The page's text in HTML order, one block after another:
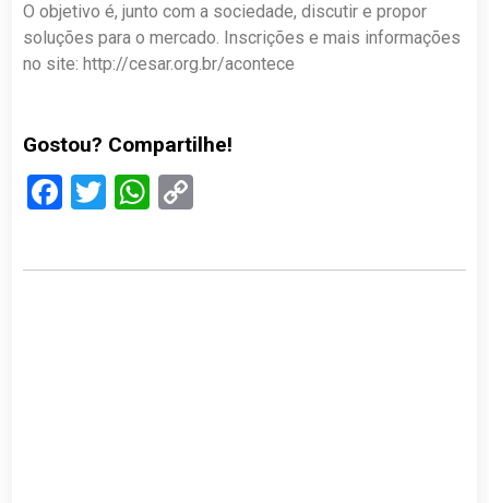
O objetivo é, junto com a sociedade, discutir e propor
soluções para o mercado. Inscrições e mais informações
no site: http://cesar.org.br/acontece
Gostou? Compartilhe!
Facebook
TwitterWhatsApp